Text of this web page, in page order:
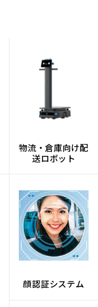
物流・倉庫向け配
送ロボット
顔認証システム